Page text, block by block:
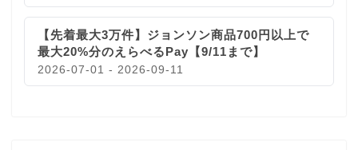
【先着最大3万件】ジョンソン商品700円以上で
最大20%分のえらべるPay【9/11まで】
2026-07-01 - 2026-09-11